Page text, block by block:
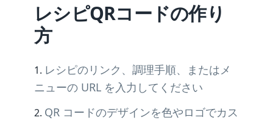
レシピQRコードの作り
方
レシピのリンク、調理手順、またはメ
ニューの URL を入力してください
QR コードのデザインを色やロゴでカス